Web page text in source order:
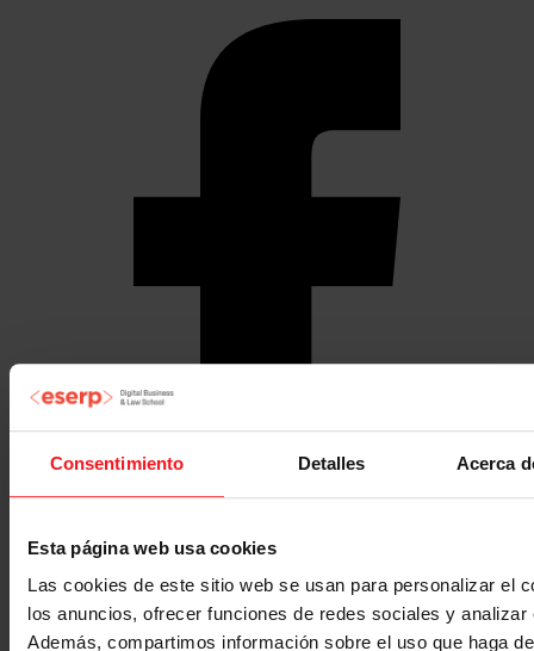
Consentimiento Detalles Acerca
Esta página web usa cookies
Las cookies de este sitio web se usan para personalizar el
los anuncios, ofrecer funciones de redes sociales y analizar
Además, compartimos información sobre el uso que haga